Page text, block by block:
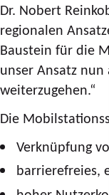
Dr. Nobert
regionalen
Baustein für die
unser Ansatz
weiterzugehen.“
Die
Verknüpfung
barrierefreies,